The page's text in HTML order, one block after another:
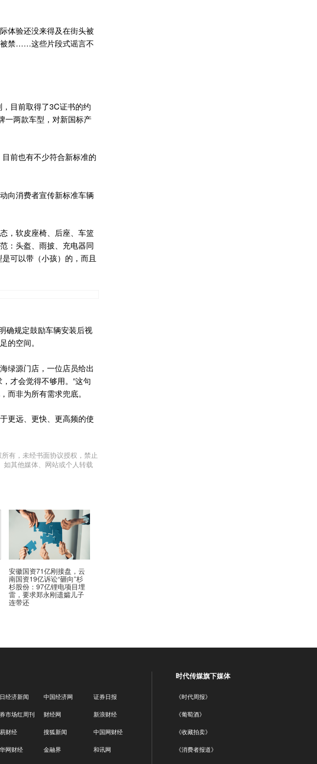
体验还没来得及在街头被
被禁……这些片段式谣言不
目前取得了3C证书的约
一两款车型，对新国标产
前也有不少符合新标准的
向消费者宣传新标准车辆
，软皮座椅、后座、车篮
：头盔、雨披、充电器同
可以带（小孩）的，而且
确规定鼓励车辆安装后视
的空间。
绿源门店，一位店员给出
才会觉得不够用。”这句
非为所有需求兜底。
更远、更快、更高频的使
有，未经书面协议授权，禁止
其他媒体、网站或个人转载
安徽国资71亿刚接盘，云
南国资19亿诉讼“砸向”杉
杉股份：97亿锂电项目埋
雷，要求郑永刚遗孀儿子
连带还
经济新闻 中国经济网 证券日报
市场红周刊 财经网 新浪财经
财经 搜狐新闻 中国网财经
网财经 金融界 和讯网
时代传媒旗下媒体
《时代周报》
《葡萄酒》
《收藏拍卖》
《消费者报道》